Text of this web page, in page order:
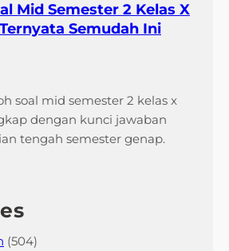
Mid Semester 2 Kelas X
Semudah Ini
soal mid semester 2 kelas x
dengan kunci jawaban
tengah semester genap.
(504)